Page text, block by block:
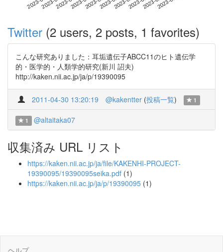
Twitter (2 users, 2 posts, 1 favorites)
こんな研究ありました：耳垢遺伝子ABCC11のヒト遺伝学
的・医学的・人類学的研究(新川 詔夫)
http://kaken.nii.ac.jp/ja/p/19390095
2011-04-30 13:20:19 @kakentter (投稿一覧) 1
1 @altaitaka07
収集済み URL リスト
https://kaken.nii.ac.jp/ja/file/KAKENHI-PROJECT-
19390095/19390095seika.pdf (1)
https://kaken.nii.ac.jp/ja/p/19390095 (1)
ヘルプ